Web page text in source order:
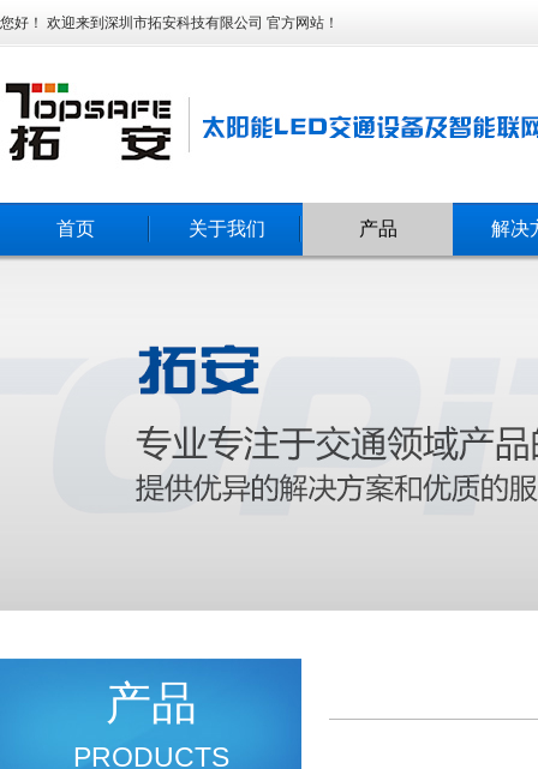
您好！ 欢迎来到深圳市拓安科技有限公司 官方网站！
首页 关于我们 产品 解决
产品
PRODUCTS